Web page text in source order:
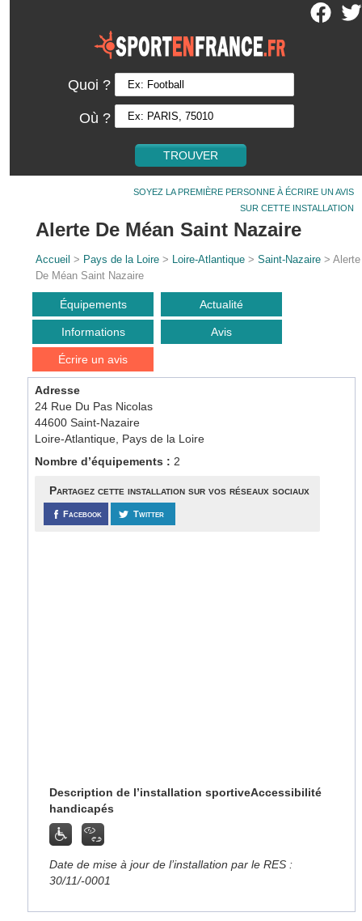
Quoi ?
Où ?
SOYEZ LA PREMIÈRE PERSONNE À ÉCRIRE UN AVIS
SUR CETTE INSTALLATION
Alerte De Méan Saint Nazaire
Accueil > Pays de la Loire > Loire-Atlantique >Saint-Nazaire > Alerte
De Méan Saint Nazaire
Équipements Actualité
Informations Avis
Écrire un avis
Adresse
24 Rue Du Pas Nicolas
44600 Saint-Nazaire
Loire-Atlantique, Pays de la Loire
Nombre d’équipements : 2
Partagez cette installation sur vos réseaux sociaux
Facebook Twitter
Description de l’installation sportiveAccessibilité
handicapés
Date de mise à jour de l’installation par le RES :
30/11/-0001